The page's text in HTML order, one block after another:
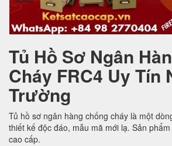
Tủ Hồ Sơ Ngân
Cháy FRC4 Uy Tín
Trường
Tủ hồ sơ ngân hàng chống cháy là một
thiết kế độc đáo, mẫu mã mới lạ. Sản
cao cấp.